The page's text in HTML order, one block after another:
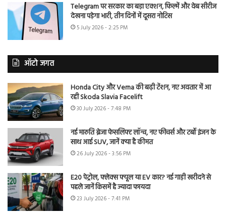
Telegram पर सरकार का बड़ा एक्शन, फिल्में और वेब सीरीज
देखना पड़ेगा भारी, तीन दिनों में दूसरा नोटिस
5 July 2026 - 2:25 PM
ऑटो जगत
Honda City और Verna की बढ़ी टेंशन, नए अवतार में आ
रही Skoda Slavia Facelift
30 July 2026 - 7:48 PM
नई मारुति ब्रेजा फेसलिफ्ट लॉन्च, नए फीचर्स और टर्बो इंजन के
साथ आई SUV, जानें क्या है कीमत
26 July 2026 - 3:56 PM
E20 पेट्रोल, फ्लेक्स फ्यूल या EV कार? नई गाड़ी खरीदने से
पहले जानें किसमें है ज्यादा फायदा
23 July 2026 - 7:41 PM